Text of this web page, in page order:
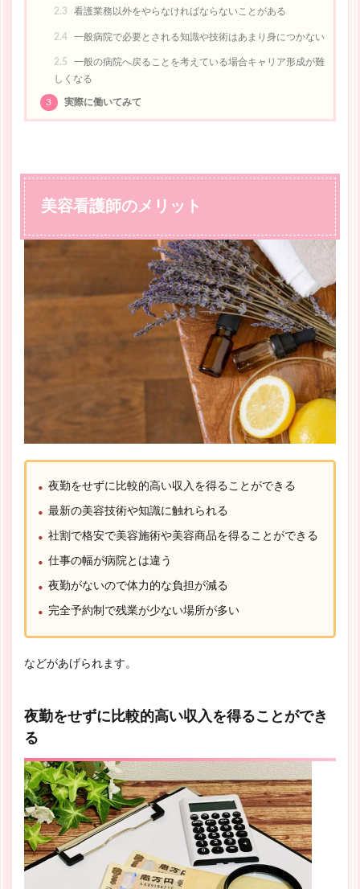
2.3 看護業務以外をやらなければならないことがある
2.4 一般病院で必要とされる知識や技術はあまり身につかない
2.5
一般の病院へ戻ることを考えている場合キャリア形成が難
しくなる
3 実際に働いてみて
美容看護師のメリット
夜勤をせずに比較的高い収入を得ることができる
最新の美容技術や知識に触れられる
社割で格安で美容施術や美容商品を得ることができる
仕事の幅が病院とは違う
夜勤がないので体力的な負担が減る
完全予約制で残業が少ない場所が多い
などがあげられます。
夜勤をせずに比較的高い収入を得ることができ
る